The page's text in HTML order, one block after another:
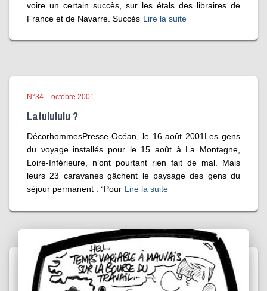
voire un certain succès, sur les étals des libraires de
France et de Navarre. Succès Lire la suite
N°34 – octobre 2001
Latulululu ?
DécorhommesPresse-Océan, le 16 août 2001Les gens
du voyage installés pour le 15 août à La Montagne,
Loire-Inférieure, n’ont pourtant rien fait de mal. Mais
leurs 23 caravanes gâchent le paysage des gens du
séjour permanent : “Pour Lire la suite